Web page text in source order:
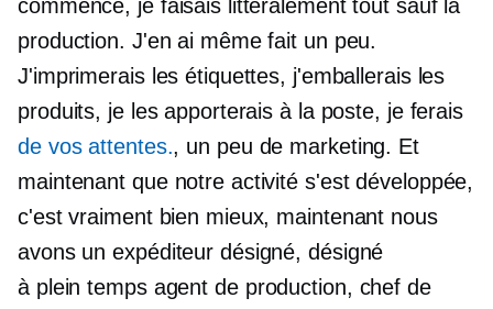
commencé, je faisais littéralement tout sauf la
production. J'en ai même fait un peu.
J'imprimerais les étiquettes, j'emballerais les
produits, je les apporterais à la poste, je ferais
de vos attentes., un peu de marketing. Et
maintenant que notre activité s'est développée,
c'est vraiment bien mieux, maintenant nous
avons un expéditeur désigné, désigné
à plein tempsagent de production, chef de